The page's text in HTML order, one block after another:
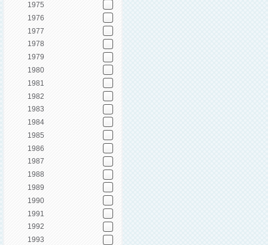
1975
1976
1977
1978
1979
1980
1981
1982
1983
1984
1985
1986
1987
1988
1989
1990
1991
1992
1993